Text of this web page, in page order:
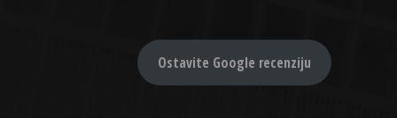
Ostavite Google recenziju